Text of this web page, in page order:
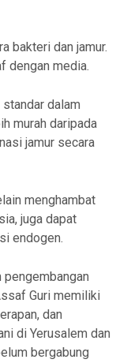
bakteri dan jamur.
dengan media.
dalam
murah daripada
jamur secara
menghambat
juga dapat
endogen.
pengembangan
Guri memiliki
dan
di Yerusalem dan
bergabung